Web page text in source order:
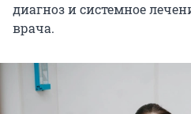
диагноз и системное
врача.